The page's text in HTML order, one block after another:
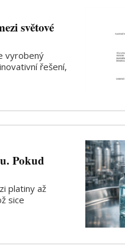
světové
vyrobený
řešení,
Pokud
platiny až
sice